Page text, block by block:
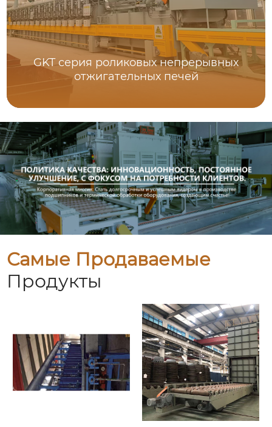
GKT серия роликовых непрерывных
отжигательных печей
Самые Продаваемые
Продукты